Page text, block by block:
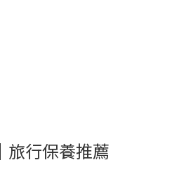
旅行保養推薦